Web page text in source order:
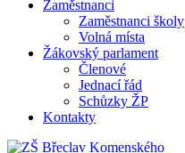
Zaměstnanci
Zaměstnanci školy
Volná místa
Žákovský parlament
Členové
Jednací řád
Schůzky ŽP
Kontakty